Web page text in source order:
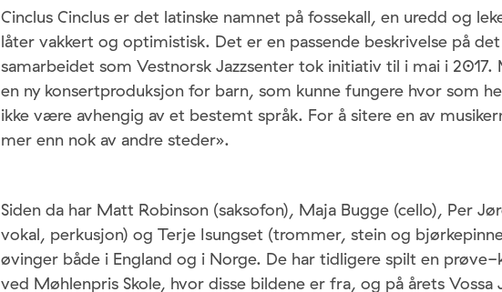
Cinclus Cinclus er det latinske namnet på fossekall, en uredd og
låter vakkert og optimistisk. Det er en passende beskrivelse på
samarbeidet som Vestnorsk Jazzsenter tok initiativ til i mai i 2017.
en ny konsertproduksjon for barn, som kunne fungere hvor som
ikke være avhengig av et bestemt språk. For å sitere en av
mer enn nok av andre steder».
Siden da har Matt Robinson (saksofon), Maja Bugge (cello), Per
vokal, perkusjon) og Terje Isungset (trommer, stein og
øvinger både i England og i Norge. De har tidligere spilt en
ved Møhlenpris Skole, hvor disse bildene er fra, og på årets Vossa